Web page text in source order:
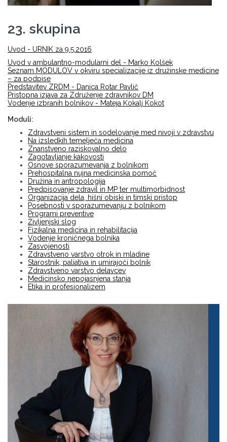
23. skupina
Uvod - URNIK za 9.5.2016
Uvod v ambulantno-modularni del - Marko Kolšek
Seznam MODULOV v okviru specializacije iz družinske medicine
– za podpise
Predstavitev ZRDM - Danica Rotar Pavlič
Pristopna izjava za Združenje zdravnikov DM
Vodenje izbranih bolnikov - Mateja Kokalj Kokot
Moduli:
Zdravstveni sistem in sodelovanje med nivoji v zdravstvu
Na izsledkih temelječa medicina
Znanstveno raziskovalno delo
Zagotavljanje kakovosti
Osnove sporazumevanja z bolnikom
Prehospitalna nujna medicinska pomoč
Družina in antropologija
Predpisovanje zdravil in MP ter multimorbidnost
Organizacija dela, hišni obiski in timski pristop
Posebnosti v sporazumevanju z bolnikom
Programi preventive
Življenjski slog
Fizikalna medicina in rehabilitacija
Vodenje kroničnega bolnika
Zasvojenosti
Zdravstveno varstvo otrok in mladine
Starostnik, paliativa in umirajoči bolnik
Zdravstveno varstvo delavcev
Medicinsko nepojasnjena stanja
Etika in profesionalizem